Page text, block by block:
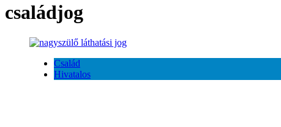
családjog
Család
Hivatalos